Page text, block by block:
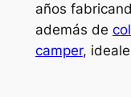
años
además de
camper,